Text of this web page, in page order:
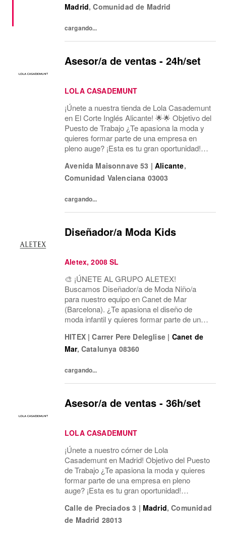
Pepe Jeans London, Hackett, and
Madrid,Comunidad de Madrid
cargando...
Asesor/a de ventas - 24h/set
LOLA CASADEMUNT
¡Únete a nuestra tienda de Lola Casademunt
en El Corte Inglés Alicante! 🌟🌟 Objetivo del
Puesto de Trabajo ¿Te apasiona la moda y
quieres formar parte de una empresa en
pleno auge? ¡Esta es tu gran oportunidad!
para nuestra tienda en Av. Maisonnave, 53...
Avenida Maisonnave 53 | Alicante,
Comunidad Valenciana 03003
cargando...
Diseñador/a Moda Kids
Aletex, 2008 SL
🎨 ¡ÚNETE AL GRUPO ALETEX!
Buscamos Diseñador/a de Moda Niño/a
para nuestro equipo en Canet de Mar
(Barcelona). ¿Te apasiona el diseño de
moda infantil y quieres formar parte de un
buscando!
HITEX | Carrer Pere Deleglise | Canet de
Mar, Catalunya 08360
cargando...
Asesor/a de ventas - 36h/set
LOLA CASADEMUNT
¡Únete a nuestro córner de Lola
Casademunt en Madrid! Objetivo del Puesto
de Trabajo ¿Te apasiona la moda y quieres
formar parte de una empresa en pleno
auge? ¡Esta es tu gran oportunidad!
para nuestro córner en El Corte Inglés de
Preciados. Tu papel será...
Calle de Preciados 3 | Madrid,Comunidad
de Madrid 28013